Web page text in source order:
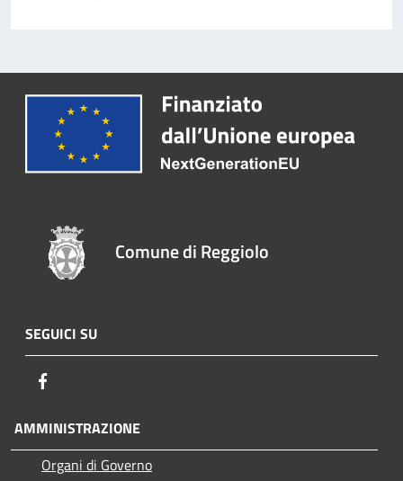
Comune di Reggiolo
SEGUICI SU
AMMINISTRAZIONE
Organi di Governo